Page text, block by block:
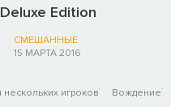
Edition
СМЕШАННЫЕ
15 МАРТА 2016
нескольких игроков Вождение